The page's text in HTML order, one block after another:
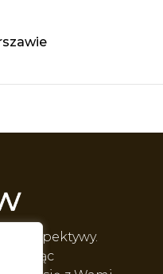
perspektywy.